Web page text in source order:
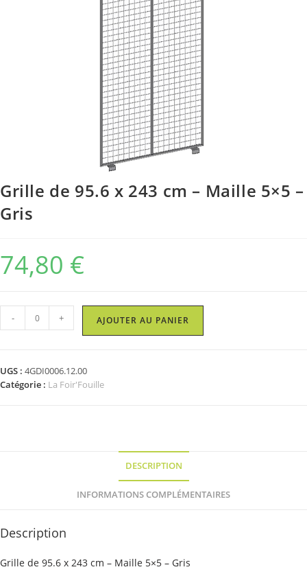
Grille de 95.6 x 243 cm – Maille 5×5 –
Gris
74,80 €
quantité
de
95.6
x
- + AJOUTER AU PANIER
UGS : 4GDI0006.12.00
Catégorie : La Foir'Fouille
DESCRIPTION
INFORMATIONS COMPLÉMENTAIRES
Description
Grille de 95.6 x 243 cm – Maille 5×5 – Gris